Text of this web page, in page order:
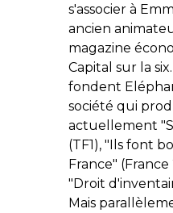
s'associer à
ancien
magazine
Capital sur la
fondent
société qui
actuellement
(TF1), "Ils font
France"
"Droit
Mais